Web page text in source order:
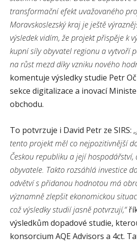
transformační efekt uvažovaného
Moravskoslezský kraj je ještě
výsledek vidím, že projekt přispěje k
kupní síly obyvatel regionu a vytvoří
na růst mezd díky vzniku nového
komentuje výsledky studie Petr
sekce digitalizace a inovací
obchodu.
To potvrzuje i David Petr ze SIRS:
tento projekt měl co nejpozitivnější
Českou republiku a její
obyvatele. Takto rozsáhlá investice
odvětví s přidanou hodnotou má
významně zlepšit ekonomickou
což výsledky studií jasně potvrzují,“
výsledkům dopadové studie,
konsorcium AQE Advisors a 4ct.